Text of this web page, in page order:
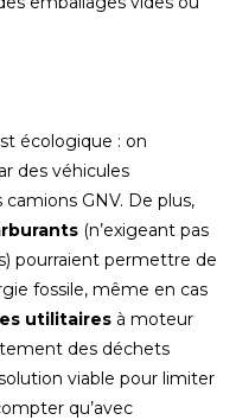
écologique : on
des véhicules
GNV. De plus,
(n’exigeant pas
pourraient permettre de
fossile, même en cas
utilitaires à moteur
des déchets
viable pour limiter
qu’avec